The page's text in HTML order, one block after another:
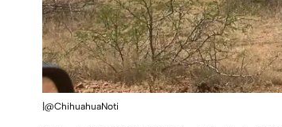
|@ChihuahuaNoti